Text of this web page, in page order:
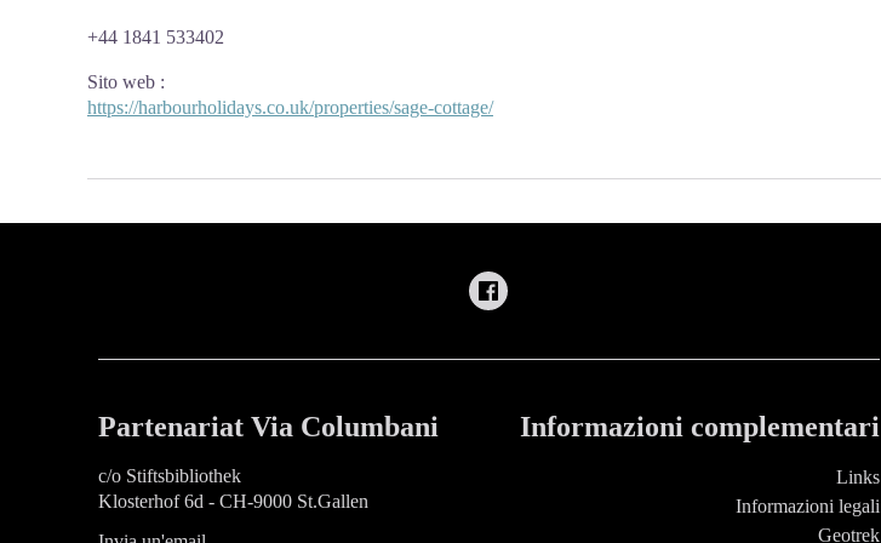
+44 1841 533402
Sito web :
https://harbourholidays.co.uk/properties/sage-cottage/
Partenariat Via Columbani
c/o Stiftsbibliothek
Klosterhof 6d - CH-9000 St.Gallen
Informazioni complementari
Links
Informazioni legali
Geotrek